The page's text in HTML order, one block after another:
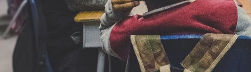
JAPAN